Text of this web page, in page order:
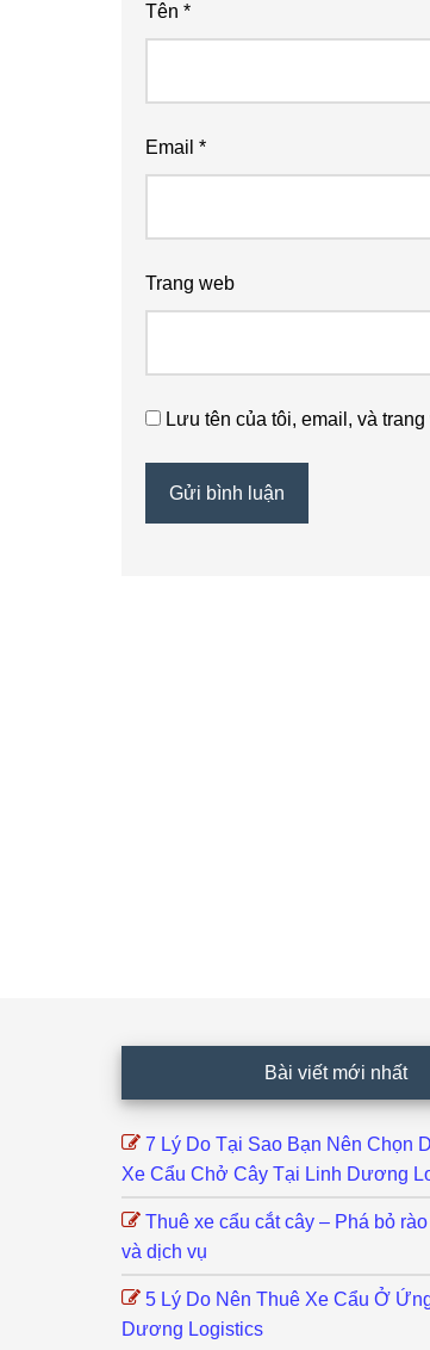
Tên *
Email *
Trang web
Lưu tên của tôi, email, và
Bài viết mới nhất
7 Lý Do Tại Sao Bạn Nên Chọn
Xe Cẩu Chở Cây Tại Linh Dương
Thuê xe cẩu cắt cây – Phá bỏ
và dịch vụ
5 Lý Do Nên Thuê Xe Cẩu Ở
Dương Logistics